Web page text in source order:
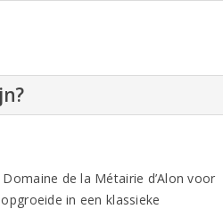
de la Métairie d’Alon voor
in een klassieke